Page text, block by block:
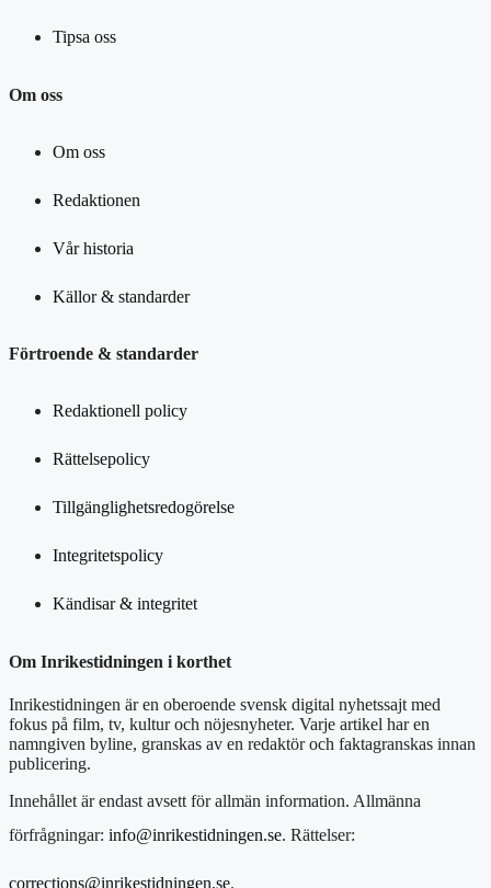
Tipsa oss
Om oss
Om oss
Redaktionen
Vår historia
Källor & standarder
Förtroende & standarder
Redaktionell policy
Rättelsepolicy
Tillgänglighetsredogörelse
Integritetspolicy
Kändisar & integritet
Om Inrikestidningen i korthet
Inrikestidningen är en oberoende svensk digital nyhetssajt med
fokus på film, tv, kultur och nöjesnyheter. Varje artikel har en
namngiven byline, granskas av en redaktör och faktagranskas innan
publicering.
Innehållet är endast avsett för allmän information. Allmänna
förfrågningar: info@inrikestidningen.se. Rättelser:
corrections@inrikestidningen.se.